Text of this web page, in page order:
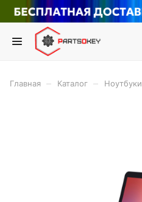
Главная Каталог Ноутбуки